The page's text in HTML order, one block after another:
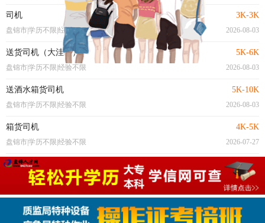
司机 3K-3K
盘锦市|学历不限|经验不限 2026-08-03
送货司机（大洼区） 5K-6K
盘锦市|学历不限|经验不限 2026-08-03
送酒水箱货司机 5K-10K
盘锦市|学历不限|经验不限 2026-08-03
箱货司机 4K-5K
盘锦市|学历不限|经验不限 2026-07-27